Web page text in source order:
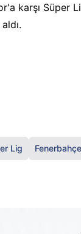
karşı Süper
Lig Fenerbahçe